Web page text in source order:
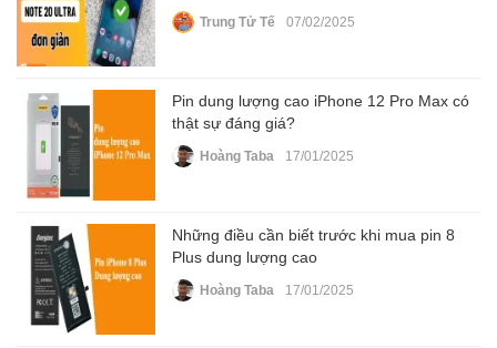
Trung Tử Tế 07/02/2025
Pin dung lượng cao iPhone 12 Pro Max có
thật sự đáng giá?
Hoàng Taba 17/01/2025
Những điều cần biết trước khi mua pin 8
Plus dung lượng cao
Hoàng Taba 17/01/2025